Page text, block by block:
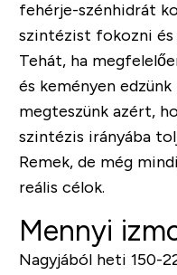
fehérje-szénhidrát
szintézist fokozni
Tehát, ha
és keményen
megteszünk azért,
szintézis irányába
Remek, de még
reális célok.
Mennyi
Nagyjából heti 150-